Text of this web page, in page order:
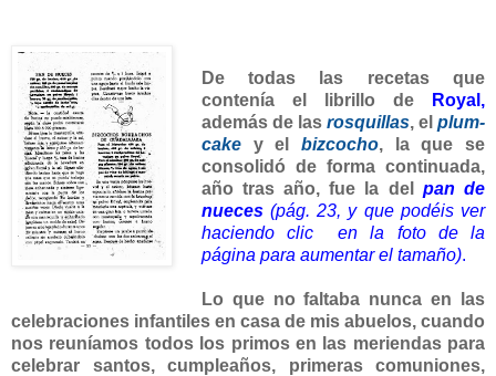
De todas las recetas que
contenía el librillo de
Royal,
además de las rosquillas, el plum-
cake
y el bizcocho, la que se
consolidó de forma continuada,
año tras año, fue la del pan de
nueces (pág. 23, y que podéis ver
haciendo clic en la foto de la
página para aumentar el tamaño).
Lo que no faltaba nunca en las
celebraciones infantiles en casa de mis abuelos, cuando
nos reuníamos todos los primos en las meriendas para
celebrar santos, cumpleaños, primeras comuniones,